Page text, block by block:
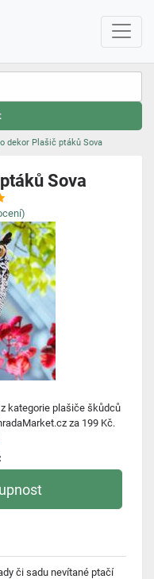
dekor Plašič ptáků Sova
Sova
kategorie plašiče škůdců
za 199 Kč.
či sadu nevítané ptačí